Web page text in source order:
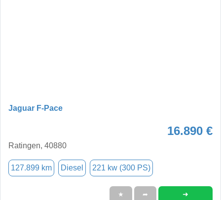
Jaguar F-Pace
16.890 €
Ratingen, 40880
127.899 km Diesel 221 kw (300 PS)
★ ➦ ➜